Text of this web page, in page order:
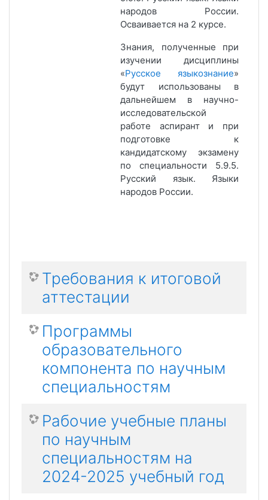
народов России.
Осваивается на 2 курсе.
Знания, полученные при
изучении дисциплины
«Русское языкознание»
будут использованы в
дальнейшем в научно-
исследовательской
работе аспирант и при
подготовке к
кандидатскому экзамену
по специальности 5.9.5.
Русский язык. Языки
народов России.
Требования к итоговой
аттестации
Программы
образовательного
компонента по научным
специальностям
Рабочие учебные планы
по научным
специальностям на
2024-2025 учебный год